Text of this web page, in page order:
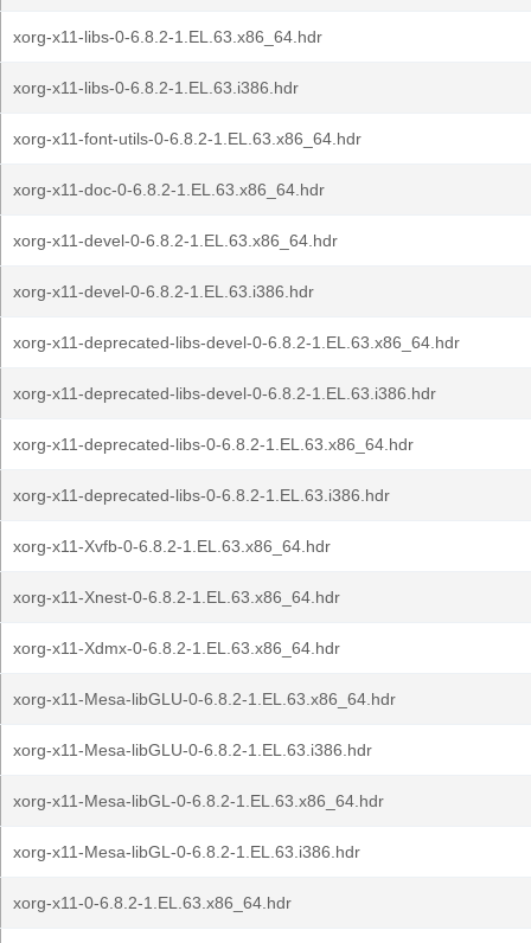
xorg-x11-libs-0-6.8.2-1.EL.63.x86_64.hdr
xorg-x11-libs-0-6.8.2-1.EL.63.i386.hdr
xorg-x11-font-utils-0-6.8.2-1.EL.63.x86_64.hdr
xorg-x11-doc-0-6.8.2-1.EL.63.x86_64.hdr
xorg-x11-devel-0-6.8.2-1.EL.63.x86_64.hdr
xorg-x11-devel-0-6.8.2-1.EL.63.i386.hdr
xorg-x11-deprecated-libs-devel-0-6.8.2-1.EL.63.x86_64.hdr
xorg-x11-deprecated-libs-devel-0-6.8.2-1.EL.63.i386.hdr
xorg-x11-deprecated-libs-0-6.8.2-1.EL.63.x86_64.hdr
xorg-x11-deprecated-libs-0-6.8.2-1.EL.63.i386.hdr
xorg-x11-Xvfb-0-6.8.2-1.EL.63.x86_64.hdr
xorg-x11-Xnest-0-6.8.2-1.EL.63.x86_64.hdr
xorg-x11-Xdmx-0-6.8.2-1.EL.63.x86_64.hdr
xorg-x11-Mesa-libGLU-0-6.8.2-1.EL.63.x86_64.hdr
xorg-x11-Mesa-libGLU-0-6.8.2-1.EL.63.i386.hdr
xorg-x11-Mesa-libGL-0-6.8.2-1.EL.63.x86_64.hdr
xorg-x11-Mesa-libGL-0-6.8.2-1.EL.63.i386.hdr
xorg-x11-0-6.8.2-1.EL.63.x86_64.hdr